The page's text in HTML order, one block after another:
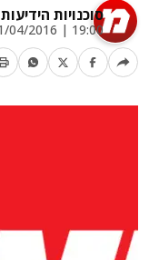
סוכנויות הידיעות
19:00 | 01/04/2016